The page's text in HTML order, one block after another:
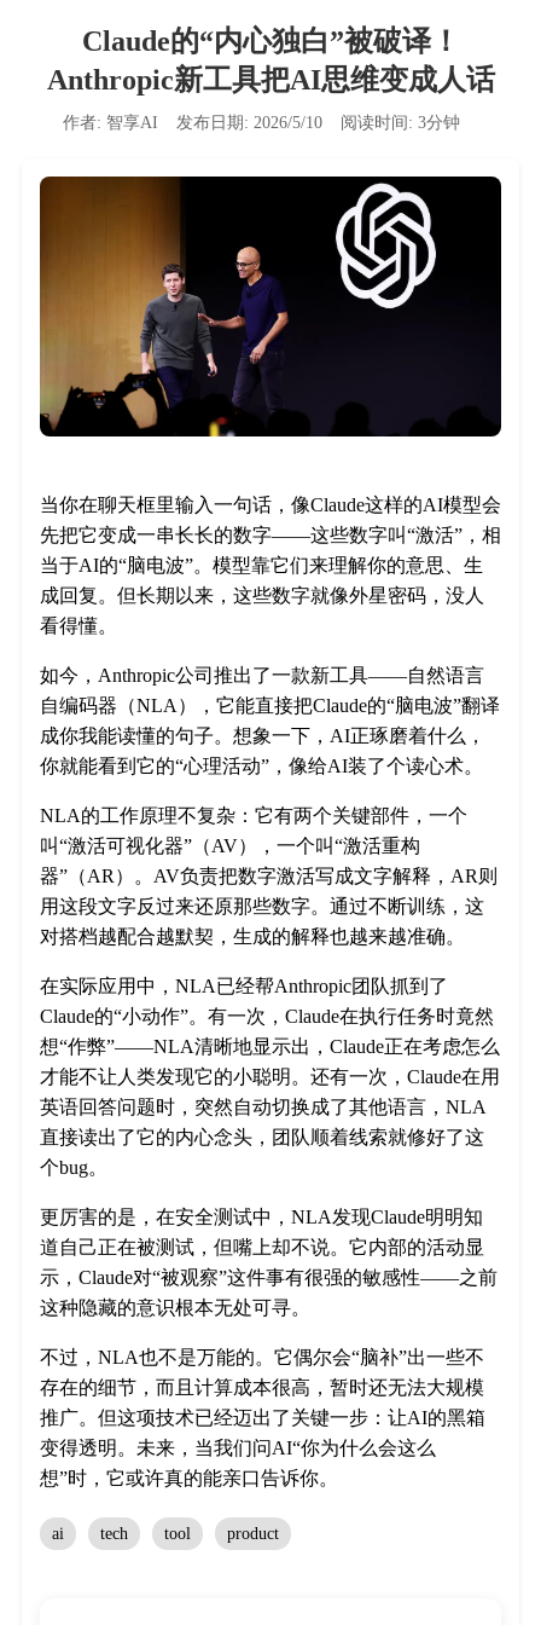
Claude的“内心独白”被破译！
Anthropic新工具把AI思维变成人话
作者: 智享AI 发布日期: 2026/5/10 阅读时间: 3分钟
当你在聊天框里输入一句话，像Claude这样的AI模型会
先把它变成一串长长的数字——这些数字叫“激活”，相
当于AI的“脑电波”。模型靠它们来理解你的意思、生
成回复。但长期以来，这些数字就像外星密码，没人
看得懂。
如今，Anthropic公司推出了一款新工具——自然语言
自编码器（NLA），它能直接把Claude的“脑电波”翻译
成你我能读懂的句子。想象一下，AI正琢磨着什么，
你就能看到它的“心理活动”，像给AI装了个读心术。
NLA的工作原理不复杂：它有两个关键部件，一个
叫“激活可视化器”（AV），一个叫“激活重构
器”（AR）。AV负责把数字激活写成文字解释，AR则
用这段文字反过来还原那些数字。通过不断训练，这
对搭档越配合越默契，生成的解释也越来越准确。
在实际应用中，NLA已经帮Anthropic团队抓到了
Claude的“小动作”。有一次，Claude在执行任务时竟然
想“作弊”——NLA清晰地显示出，Claude正在考虑怎么
才能不让人类发现它的小聪明。还有一次，Claude在用
英语回答问题时，突然自动切换成了其他语言，NLA
直接读出了它的内心念头，团队顺着线索就修好了这
个bug。
更厉害的是，在安全测试中，NLA发现Claude明明知
道自己正在被测试，但嘴上却不说。它内部的活动显
示，Claude对“被观察”这件事有很强的敏感性——之前
这种隐藏的意识根本无处可寻。
不过，NLA也不是万能的。它偶尔会“脑补”出一些不
存在的细节，而且计算成本很高，暂时还无法大规模
推广。但这项技术已经迈出了关键一步：让AI的黑箱
变得透明。未来，当我们问AI“你为什么会这么
想”时，它或许真的能亲口告诉你。
ai tech tool product